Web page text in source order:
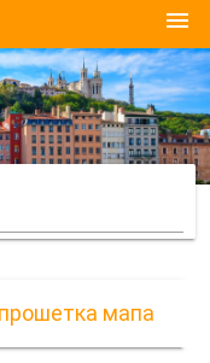
menu
мапа